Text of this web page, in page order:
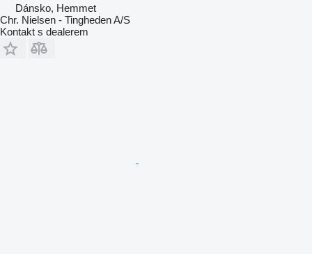
Dánsko, Hemmet
Chr. Nielsen - Tingheden A/S
Kontakt s dealerem